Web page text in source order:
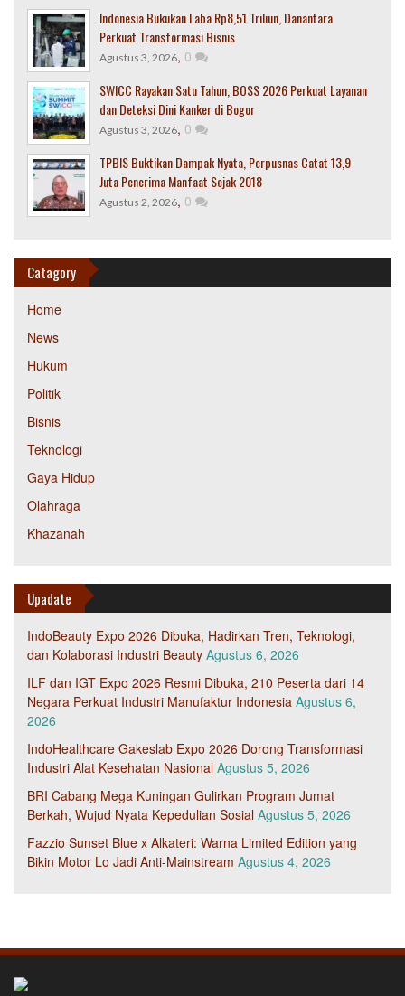
Indonesia Bukukan Laba Rp8,51 Triliun, Danantara
Perkuat Transformasi Bisnis
Agustus 3, 2026, 0
SWICC Rayakan Satu Tahun, BOSS 2026 Perkuat Layanan
dan Deteksi Dini Kanker di Bogor
Agustus 3, 2026, 0
TPBIS Buktikan Dampak Nyata, Perpusnas Catat 13,9
Juta Penerima Manfaat Sejak 2018
Agustus 2, 2026, 0
Catagory
Home
News
Hukum
Politik
Bisnis
Teknologi
Gaya Hidup
Olahraga
Khazanah
Upadate
IndoBeauty Expo 2026 Dibuka, Hadirkan Tren, Teknologi,
dan Kolaborasi Industri Beauty Agustus 6, 2026
ILF dan IGT Expo 2026 Resmi Dibuka, 210 Peserta dari 14
Negara Perkuat Industri Manufaktur Indonesia Agustus 6,
2026
IndoHealthcare Gakeslab Expo 2026 Dorong Transformasi
Industri Alat Kesehatan Nasional Agustus 5, 2026
BRI Cabang Mega Kuningan Gulirkan Program Jumat
Berkah, Wujud Nyata Kepedulian Sosial Agustus 5, 2026
Fazzio Sunset Blue x Alkateri: Warna Limited Edition yang
Bikin Motor Lo Jadi Anti-Mainstream Agustus 4, 2026